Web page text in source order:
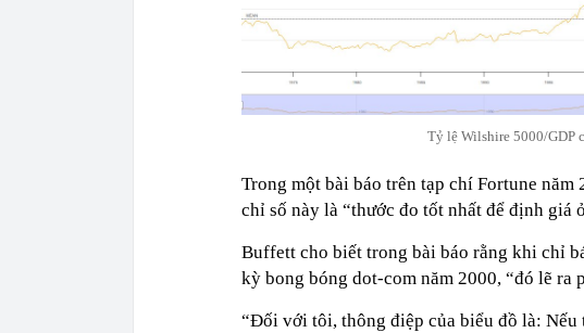
Tỷ lệ Wilshire 5000/GDP
Trong một bài báo trên tạp chí Fortune
chỉ số này là “thước đo tốt nhất để định giá
Buffett cho biết trong bài báo rằng khi chỉ
kỳ bong bóng dot-com năm 2000, “đó lẽ ra
“Đối với tôi, thông điệp của biểu đồ là: